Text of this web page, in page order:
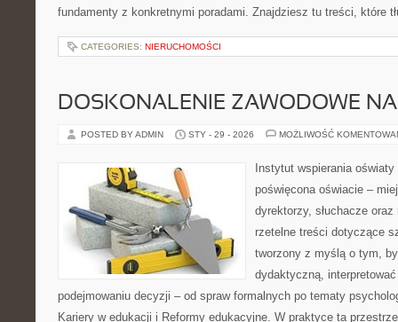
fundamenty z konkretnymi poradami. Znajdziesz tu treści, które
CATEGORIES: NIERUCHOMOŚCI
DOSKONALENIE ZAWODOWE
POSTED BY ADMIN STY - 29 - 2026 MOŻLIWOŚĆ
Instytut wspierania
poświęcona oświacie –
dyrektorzy, słuchacze
rzetelne treści dotyczące
tworzony z myślą o tym,
dydaktyczną,
podejmowaniu decyzji – od spraw formalnych po tematy
Kariery w edukacji i Reformy edukacyjne. W praktyce ta